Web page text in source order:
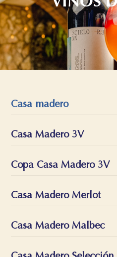
Casa madero
Casa Madero 3V
Copa Casa Madero 3V
Casa Madero Merlot
Casa Madero Malbec